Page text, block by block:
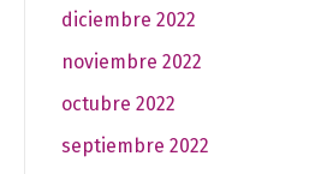
diciembre 2022
noviembre 2022
octubre 2022
septiembre 2022